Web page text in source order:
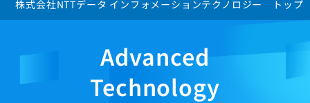
株式会社NTTデータ インフォメーションテクノロジー トップ
Advanced
Technology